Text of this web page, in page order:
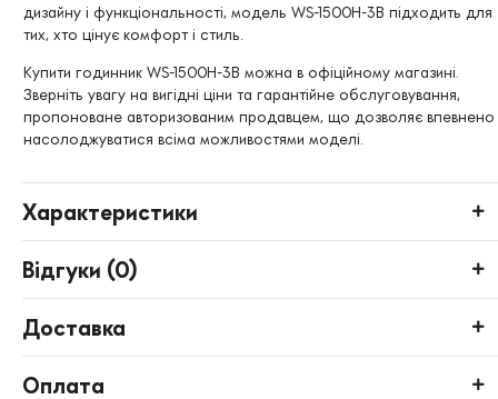
дизайну і функціональності, модель WS-1500H-3B підходить для
тих, хто цінує комфорт і стиль.
Купити годинник WS-1500H-3B можна в офіційному магазині.
Зверніть увагу на вигідні ціни та гарантійне обслуговування,
пропоноване авторизованим продавцем, що дозволяє впевнено
насолоджуватися всіма можливостями моделі.
Характеристики
Відгуки (0)
Доставка
Оплата